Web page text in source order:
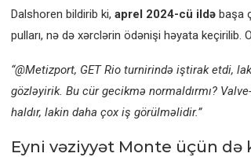
Dalshoren bildirib ki, aprel 2024-cü ildəbaşa
pulları, nə də xərclərin ödənişi həyata keçirilib.
“@Metizport, GET Rio turnirində iştirak etdi,
gözləyirik. Bu cür gecikmə normaldırmı?
haldır, lakin daha çox iş görülməlidir.”
Eyni vəziyyət Monte üçün də